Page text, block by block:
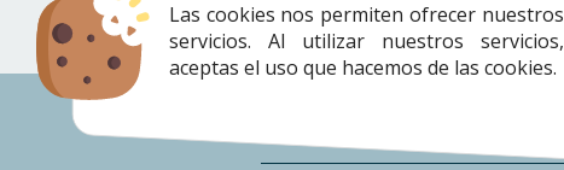
Las cookies nos permiten ofrecer nuestros
servicios. Al utilizar nuestros servicios,
aceptas el uso que hacemos de las cookies.